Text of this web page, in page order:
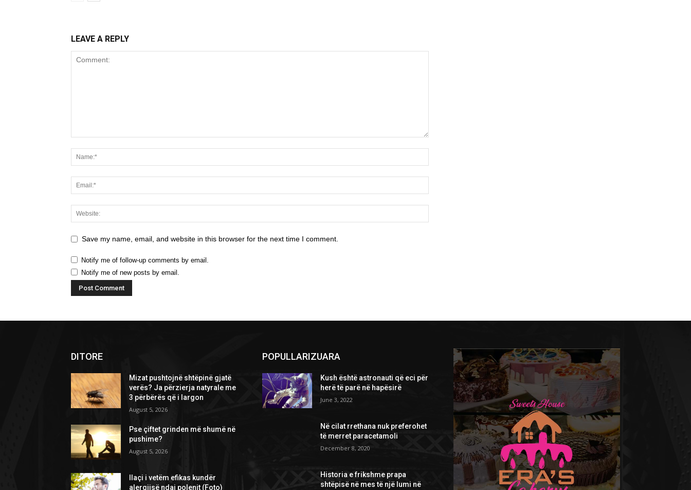
LEAVE A REPLY
Save my name, email, and website in this browser for the next time I comment.
Notify me of follow-up comments by email.
Notify me of new posts by email.
DITORE
Mizat pushtojnë shtëpinë gjatë
verës? Ja përzierja natyrale me
3 përbërës që i largon
August 5, 2026
Pse çiftet grinden më shumë në
pushime?
August 5, 2026
Ilaçi i vetëm efikas kundër
alergjisë ndaj polenit (Foto)
POPULLARIZUARA
Kush është astronauti që eci për
herë të parë në hapësirë
June 3, 2022
Në cilat rrethana nuk preferohet
të merret paracetamoli
December 8, 2020
Historia e frikshme prapa
shtëpisë në mes të një lumi në